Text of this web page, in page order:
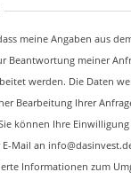
meine Angaben aus
Beantwortung meiner
werden. Die Daten
Bearbeitung Ihrer
können Ihre
Mail an
Informationen zum